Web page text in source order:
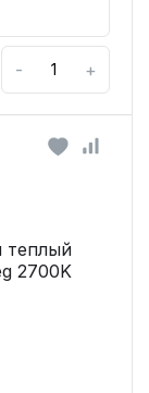
- +
теплый
2700K